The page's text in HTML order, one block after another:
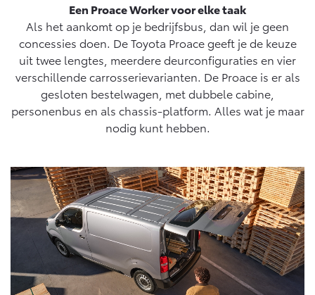
Een Proace Worker voor elke taak
Als het aankomt op je bedrijfsbus, dan wil je geen
concessies doen. De Toyota Proace geeft je de keuze
uit twee lengtes, meerdere deurconfiguraties en vier
verschillende carrosserievarianten. De Proace is er als
gesloten bestelwagen, met dubbele cabine,
personenbus en als chassis-platform. Alles wat je maar
nodig kunt hebben.